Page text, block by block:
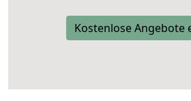
Kostenlose Angebote